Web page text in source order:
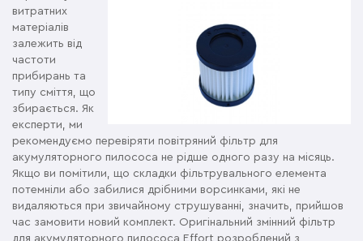
витратних
матеріалів
залежить від
частоти
прибирань та
типу сміття, що
збирається. Як
експерти, ми
рекомендуємо перевіряти повітряний фільтр для
акумуляторного пилососа не рідше одного разу на місяць.
Якщо ви помітили, що складки фільтрувального елемента
потемніли або забилися дрібними ворсинками, які не
видаляються при звичайному струшуванні, значить, прийшов
час замовити новий комплект. Оригінальний змінний фільтр
для акумуляторного пилососа Effort розроблений з